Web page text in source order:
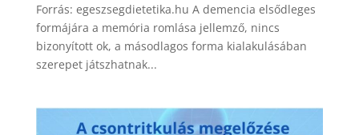
Forrás: egeszsegdietetika.hu A demencia elsődleges
formájára a memória romlása jellemző, nincs
bizonyított ok, a másodlagos forma kialakulásában
szerepet játszhatnak...